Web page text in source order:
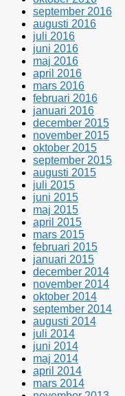
september 2016
augusti 2016
juli 2016
juni 2016
maj 2016
april 2016
mars 2016
februari 2016
januari 2016
december 2015
november 2015
oktober 2015
september 2015
augusti 2015
juli 2015
juni 2015
maj 2015
april 2015
mars 2015
februari 2015
januari 2015
december 2014
november 2014
oktober 2014
september 2014
augusti 2014
juli 2014
juni 2014
maj 2014
april 2014
mars 2014